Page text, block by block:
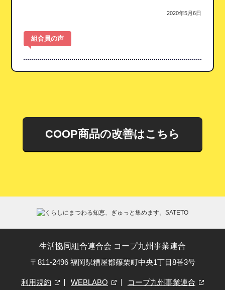
2020年5月6日
組合員の声
COOP商品の改善はこちら
生活協同組合連合会 コープ九州事業連合
〒811-2496 福岡県糟屋郡篠栗町中央1丁目8番3号
利用規約 WEBLABO コープ九州事業連合